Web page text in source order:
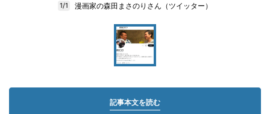
1/1 漫画家の森田まさのりさん（ツイッター）
記事本文を読む